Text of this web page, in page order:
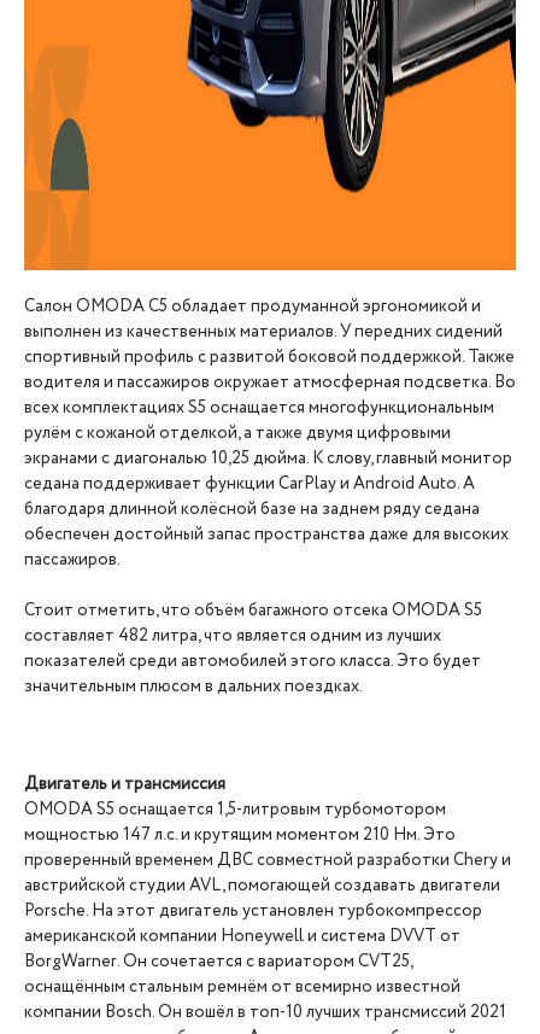
Салон OMODA C5 обладает продуманной эргономикой и
выполнен из качественных материалов. У передних сидений
спортивный профиль с развитой боковой поддержкой. Также
водителя и пассажиров окружает атмосферная подсветка. Во
всех комплектациях S5 оснащается многофункциональным
рулём с кожаной отделкой, а также двумя цифровыми
экранами с диагональю 10,25 дюйма. К слову, главный монитор
седана поддерживает функции CarPlay и Android Auto. А
благодаря длинной колёсной базе на заднем ряду седана
обеспечен достойный запас пространства даже для высоких
пассажиров.
Стоит отметить, что объём багажного отсека OMODA S5
составляет 482 литра, что является одним из лучших
показателей среди автомобилей этого класса. Это будет
значительным плюсом в дальних поездках.
Двигатель и трансмиссия
OMODA S5 оснащается 1,5-литровым турбомотором
мощностью 147 л.с. и крутящим моментом 210 Нм. Это
проверенный временем ДВС совместной разработки Chery и
австрийской студии AVL, помогающей создавать двигатели
Porsche. На этот двигатель установлен турбокомпрессор
американской компании Honeywell и система DVVT от
BorgWarner. Он сочетается с вариатором CVT25,
оснащённым стальным ремнём от всемирно известной
компании Bosch. Он вошёл в топ-10 лучших трансмиссий 2021